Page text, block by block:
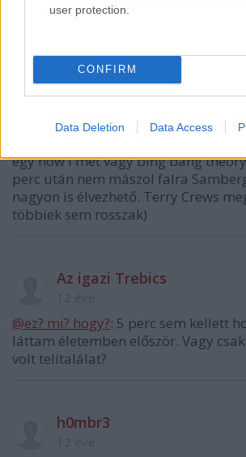
user protection.
CONFIRM
Data Deletion Data Access
ez? mi? hogy?
egy how i met vagy bing bang
perc után nem mászol falra
nagyon is élvezhető. Terry Crews
többiek sem rosszak)
Az igazi Trebics
@ez? mi? hogy?: 5 perc sem kellett
láttam életemben először. Vagy
volt telitalálat?
h0mbr3